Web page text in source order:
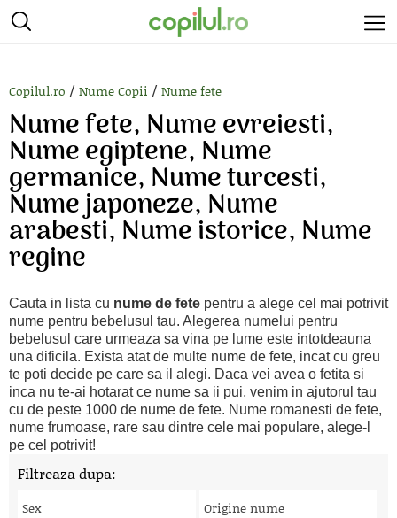
Copilul.ro / Nume Copii / Nume fete
Nume fete, Nume evreiesti,
Nume egiptene, Nume
germanice, Nume turcesti,
Nume japoneze, Nume
arabesti, Nume istorice, Nume
regine
Cauta in lista cu nume de fete pentru a alege cel mai potrivit
nume pentru bebelusul tau. Alegerea numelui pentru
bebelusul care urmeaza sa vina pe lume este intotdeauna
una dificila. Exista atat de multe nume de fete, incat cu greu
te poti decide pe care sa il alegi. Daca vei avea o fetita si
inca nu te-ai hotarat ce nume sa ii pui, venim in ajutorul tau
cu de peste 1000 de nume de fete. Nume romanesti de fete,
nume frumoase, rare sau dintre cele mai populare, alege-l
pe cel potrivit!
Filtreaza dupa:
Sex Origine nume